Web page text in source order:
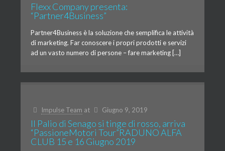
Flexx Company presenta:
“Partner4Business”
Partner4Business è la soluzione che semplifica le attività
di marketing. Far conoscere i propri prodotti e servizi
ad un vasto numero di persone – fare marketing […]
Impulse Team at Giugno 9, 2019
Il Palio di Senago si tinge di rosso, arriva
“PassioneMotori Tour”RADUNO ALFA
CLUB 15 e 16 Giugno 2019